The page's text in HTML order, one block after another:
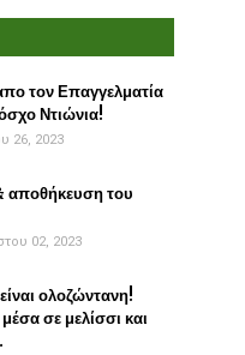
τον Επαγγελματία
Ντιώνια!
26, 2023
αποθήκευση του
02, 2023
ολοζώντανη!
σε μελίσσι και